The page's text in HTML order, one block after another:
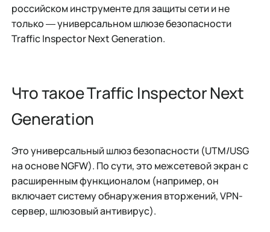
российском инструменте для защиты сети и не
только ― универсальном шлюзе безопасности
Traffic Inspector Next Generation.
Что такое Traffic Inspector Next
Generation
Это универсальный шлюз безопасности (UTM/USG
на основе NGFW). По сути, это межсетевой экран с
расширенным функционалом (например, он
включает систему обнаружения вторжений, VPN-
сервер, шлюзовый антивирус).